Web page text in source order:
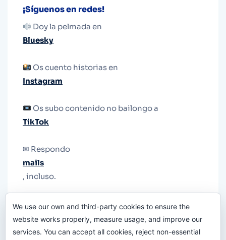
¡Síguenos en redes!
Doy la pelmada en
Bluesky
Os cuento historias en
Instagram
Os subo contenido no bailongo a
TikTok
✉ Respondo
mails
, incluso.
le quiten el teléfono.
We use our own and third-party cookies to ensure the
website works properly, measure usage, and improve our
services. You can accept all cookies, reject non-essential